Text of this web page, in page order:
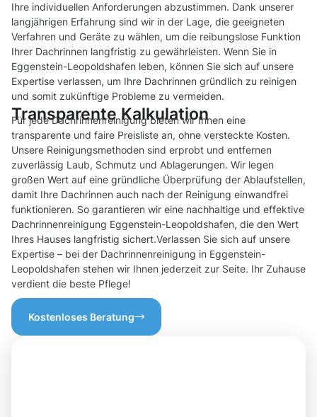
Ihre individuellen Anforderungen abzustimmen. Dank unserer
langjährigen Erfahrung sind wir in der Lage, die geeigneten
Verfahren und Geräte zu wählen, um die reibungslose Funktion
Ihrer Dachrinnen langfristig zu gewährleisten. Wenn Sie in
Eggenstein-Leopoldshafen leben, können Sie sich auf unsere
Expertise verlassen, um Ihre Dachrinnen gründlich zu reinigen
und somit zukünftige Probleme zu vermeiden.
Transparente Kalkulation
Für jede Dachrinnenreinigung bieten wir Ihnen eine
transparente und faire Preisliste an, ohne versteckte Kosten.
Unsere Reinigungsmethoden sind erprobt und entfernen
zuverlässig Laub, Schmutz und Ablagerungen. Wir legen
großen Wert auf eine gründliche Überprüfung der Ablaufstellen,
damit Ihre Dachrinnen auch nach der Reinigung einwandfrei
funktionieren. So garantieren wir eine nachhaltige und effektive
Dachrinnenreinigung Eggenstein-Leopoldshafen, die den Wert
Ihres Hauses langfristig sichert.Verlassen Sie sich auf unsere
Expertise – bei der Dachrinnenreinigung in Eggenstein-
Leopoldshafen stehen wir Ihnen jederzeit zur Seite. Ihr Zuhause
verdient die beste Pflege!
Kostenloses Beratung